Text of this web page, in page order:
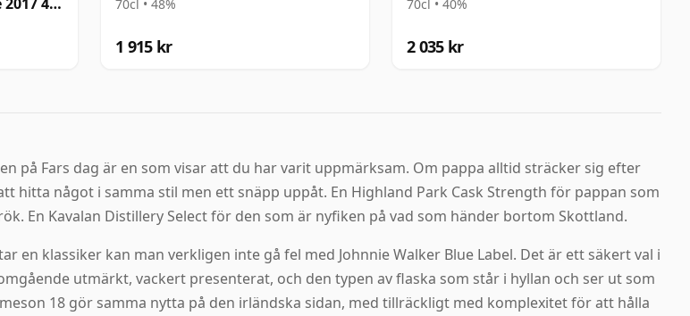
70cl • 48%
1 915 kr
70cl • 40%
2 035 kr
på Fars dag är en som visar att du har varit uppmärksam. Om pappa alltid sträcker sig efter
hitta något i samma stil men ett snäpp uppåt. En Highland Park Cask Strength för pappan som
En Kavalan Distillery Select för den som är nyfiken på vad som händer bortom Skottland.
en klassiker kan man verkligen inte gå fel med Johnnie Walker Blue Label. Det är ett säkert val i
utmärkt, vackert presenterat, och den typen av flaska som står i hyllan och ser ut som
18 gör samma nytta på den irländska sidan, med tillräckligt med komplexitet för att hålla